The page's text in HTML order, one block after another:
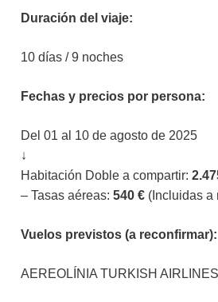
Duración del viaje:
10 días / 9 noches
Fechas y precios por persona:
Del 01 al 10 de agosto de 2025
↓
Habitación Doble a compartir:
– Tasas aéreas: 540 € (Incluidas a
Vuelos previstos (a reconfirmar):
AEREOLÍNIA TURKISH